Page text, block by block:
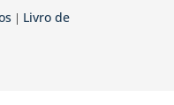
| Livro de